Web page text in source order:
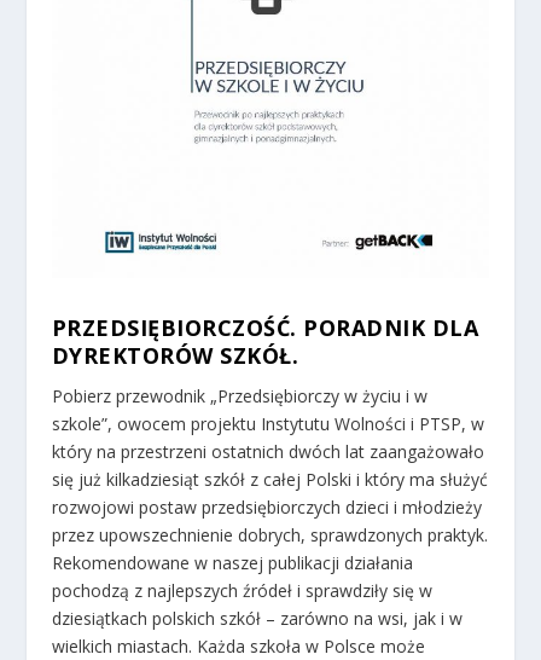
PRZEDSIĘBIORCZOŚĆ. PORADNIK DLA
DYREKTORÓW SZKÓŁ.
Pobierz przewodnik „Przedsiębiorczy w życiu i w
szkole”, owocem projektu Instytutu Wolności i PTSP, w
który na przestrzeni ostatnich dwóch lat zaangażowało
się już kilkadziesiąt szkół z całej Polski i który ma służyć
rozwojowi postaw przedsiębiorczych dzieci i młodzieży
przez upowszechnienie dobrych, sprawdzonych praktyk.
Rekomendowane w naszej publikacji działania
pochodzą z najlepszych źródeł i sprawdziły się w
dziesiątkach polskich szkół – zarówno na wsi, jak i w
wielkich miastach. Każda szkoła w Polsce może